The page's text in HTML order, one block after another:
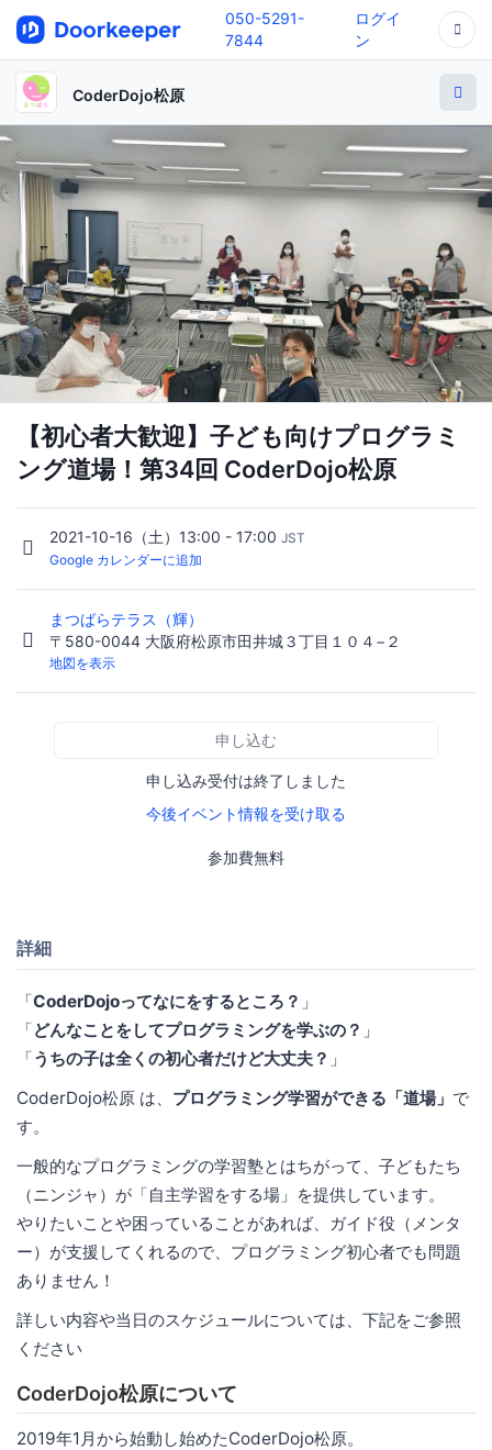
050-5291-
7844
ログイ
ン
CoderDojo松原
【初心者大歓迎】子ども向けプログラミ
ング道場！第34回 CoderDojo松原
2021-10-16（土）13:00 - 17:00 JST
Google カレンダーに追加
まつばらテラス（輝）
〒580-0044 大阪府松原市田井城３丁目１０４−２
地図を表示
申し込む
申し込み受付は終了しました
今後イベント情報を受け取る
参加費無料
詳細
「CoderDojoってなにをするところ？ 」
「どんなことをしてプログラミングを学ぶの？ 」
「うちの子は全くの初心者だけど大丈夫？ 」
CoderDojo松原 は、 プログラミング学習ができる「道場」 で
す。
一般的なプログラミングの学習塾とはちがって、子どもたち
（ニンジャ）が「自主学習をする場」を提供しています。
やりたいことや困っていることがあれば、ガイド役（メンタ
ー）が支援してくれるので、プログラミング初心者でも問題
ありません！
詳しい内容や当日のスケジュールについては、下記をご参照
ください
CoderDojo松原について
2019年1月から始動し始めたCoderDojo松原。